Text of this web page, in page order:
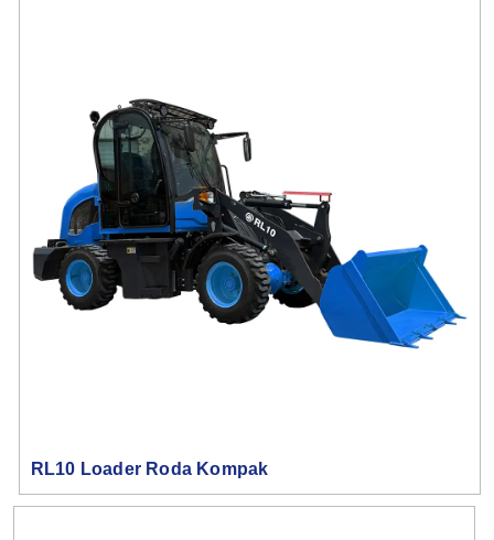
RL10 Loader Roda Kompak